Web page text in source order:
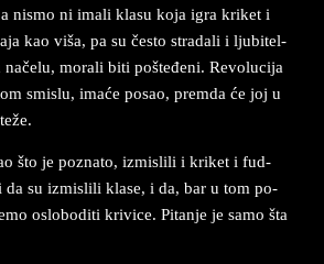
ni­smo ni imali kla­su koja igra kri­ket i
kao viša, pa su često stra­da­li i lju­bi­tel­
mo­ra­li biti pošte­đe­ni. Revolu­ci­ja
smi­slu, imaće po­sao, prem­da će joj u
što je po­zna­to, iz­mi­sli­li i kri­ket i fud­
da su iz­mi­sli­li kla­se, i da, bar u tom po­
oslo­bo­di­ti kri­vi­ce. Pi­tan­je je samo šta